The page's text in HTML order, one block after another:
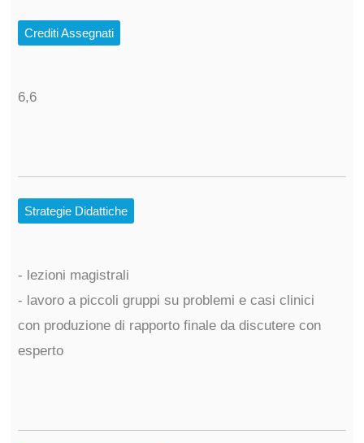
Crediti Assegnati
6,6
Strategie Didattiche
- lezioni magistrali
- lavoro a piccoli gruppi su problemi e casi clinici
con produzione di rapporto finale da discutere con
esperto